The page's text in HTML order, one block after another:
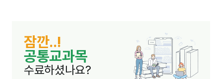
잠깐..!
공통교과목
수료하셨나요?